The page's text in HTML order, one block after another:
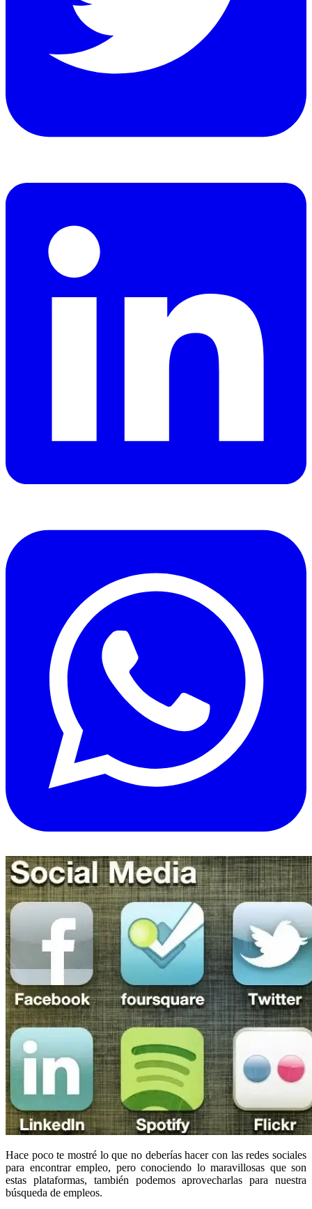
Hace poco te mostré lo que no deberías hacer con las redes sociales
para encontrar empleo, pero conociendo lo maravillosas que son
estas plataformas, también podemos aprovecharlas para nuestra
búsqueda de empleos.